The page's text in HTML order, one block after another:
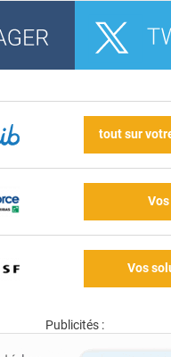
tout sur
Vos
Publicités :